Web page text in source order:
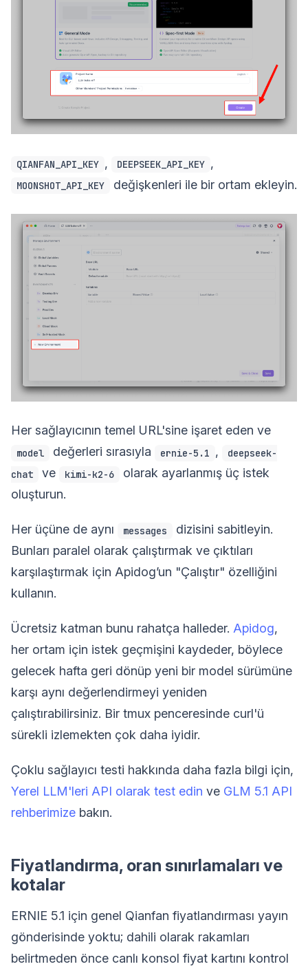
QIANFAN_API_KEY , DEEPSEEK_API_KEY ,
MOONSHOT_API_KEY değişkenleri ile bir ortam ekleyin.
Her sağlayıcının temel URL'sine işaret eden ve
model değerleri sırasıyla ernie-5.1 ,
deepseek-
chat
ve kimi-k2-6
olarak ayarlanmış üç istek
oluşturun.
Her üçüne de aynı messages
dizisini sabitleyin.
Bunları paralel olarak çalıştırmak ve çıktıları
karşılaştırmak için Apidog’un "Çalıştır" özelliğini
kullanın.
Ücretsiz katman bunu rahatça halleder. Apidog,
her ortam için istek geçmişini kaydeder, böylece
gelecek hafta geri dönüp yeni bir model sürümüne
karşı aynı değerlendirmeyi yeniden
çalıştırabilirsiniz. Bir tmux penceresinde curl'ü
sürekli izlemekten çok daha iyidir.
Çoklu sağlayıcı testi hakkında daha fazla bilgi için,
Yerel LLM'leri API olarak test edin ve GLM 5.1 API
rehberimize bakın.
Fiyatlandırma, oran sınırlamaları ve
kotalar
ERNIE 5.1 için genel Qianfan fiyatlandırması yayın
gönderisinde yoktu; dahili olarak rakamları
belirtmeden önce canlı konsol fiyat kartını kontrol